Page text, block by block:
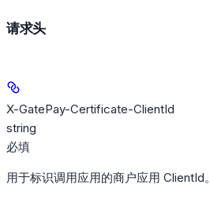
请求头
X-GatePay-Certificate-ClientId
string
必填
用于标识调用应用的商户应用 ClientId。